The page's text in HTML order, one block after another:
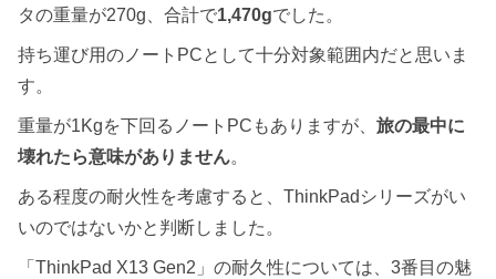
タの重量が270g、合計で1,470gでした。
持ち運び用のノートPCとして十分対象範囲内だと思いま
す。
重量が1Kgを下回るノートPCもありますが、 旅の最中に
壊れたら意味がありません。
ある程度の耐火性を考慮すると、ThinkPadシリーズがい
いのではないかと判断しました。
「ThinkPad X13 Gen2」の耐久性については、3番目の魅